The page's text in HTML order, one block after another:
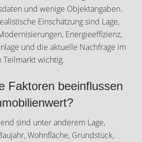
und wenige Objektangaben.
Einschätzung sind Lage,
Energieeffizienz,
und die aktuelle Nachfrage im
Teilmarkt wichtig.
Faktoren beeinflussen
sind unter anderem Lage,
Wohnfläche, Grundstück,